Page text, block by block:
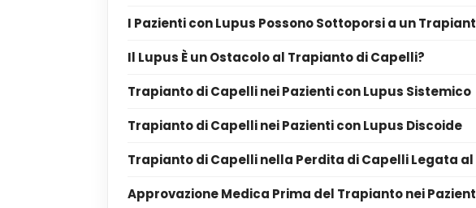
I Pazienti con Lupus Possono Sottoporsi a un
Il Lupus È un Ostacolo al Trapianto di Capelli?
Trapianto di Capelli nei Pazienti con Lupus Sistemico
Trapianto di Capelli nei Pazienti con Lupus Discoide
Trapianto di Capelli nella Perdita di Capelli Legata al
Approvazione Medica Prima del Trapianto nei